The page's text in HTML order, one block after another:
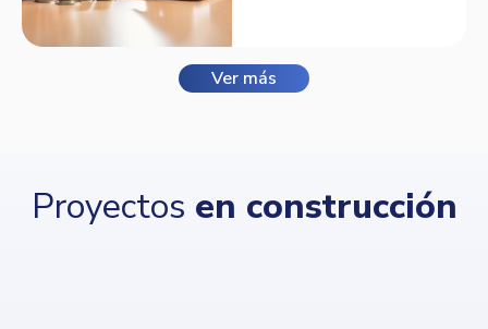
Ver más
Proyectos en construcción